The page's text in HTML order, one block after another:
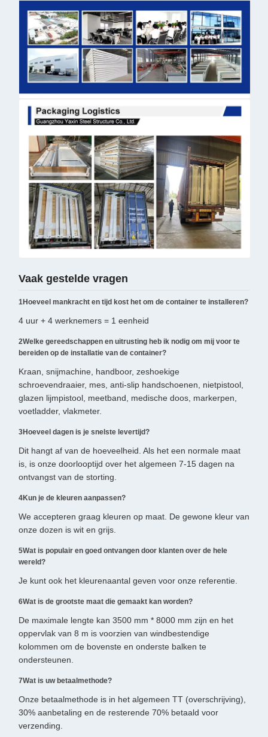
Vaak gestelde vragen
1Hoeveel mankracht en tijd kost het om de container te installeren?
4 uur + 4 werknemers = 1 eenheid
2Welke gereedschappen en uitrusting heb ik nodig om mij voor te
bereiden op de installatie van de container?
Kraan, snijmachine, handboor, zeshoekige
schroevendraaier, mes, anti-slip handschoenen, nietpistool,
glazen lijmpistool, meetband, medische doos, markerpen,
voetladder, vlakmeter.
3Hoeveel dagen is je snelste levertijd?
Dit hangt af van de hoeveelheid. Als het een normale maat
is, is onze doorlooptijd over het algemeen 7-15 dagen na
ontvangst van de storting.
4Kun je de kleuren aanpassen?
We accepteren graag kleuren op maat. De gewone kleur van
onze dozen is wit en grijs.
5Wat is populair en goed ontvangen door klanten over de hele
wereld?
Je kunt ook het kleurenaantal geven voor onze referentie.
6Wat is de grootste maat die gemaakt kan worden?
De maximale lengte kan 3500 mm * 8000 mm zijn en het
oppervlak van 8 m is voorzien van windbestendige
kolommen om de bovenste en onderste balken te
ondersteunen.
7Wat is uw betaalmethode?
Onze betaalmethode is in het algemeen TT (overschrijving),
30% aanbetaling en de resterende 70% betaald voor
verzending.